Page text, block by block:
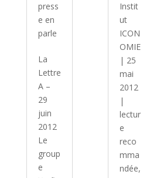
press
e en
parle
La
Lettre
A –
29
juin
2012
Le
group
e
Instit
ut
ICON
OMIE
| 25
mai
2012
|
lectur
e
reco
mma
ndée,